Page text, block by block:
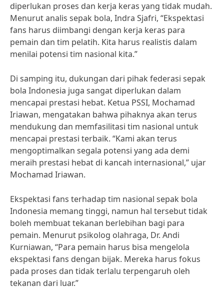
diperlukan proses dan kerja keras yang tidak mudah.
Menurut analis sepak bola, Indra Sjafri, “Ekspektasi
fans harus diimbangi dengan kerja keras para
pemain dan tim pelatih. Kita harus realistis dalam
menilai potensi tim nasional kita.”
Di samping itu, dukungan dari pihak federasi sepak
bola Indonesia juga sangat diperlukan dalam
mencapai prestasi hebat. Ketua PSSI, Mochamad
Iriawan, mengatakan bahwa pihaknya akan terus
mendukung dan memfasilitasi tim nasional untuk
mencapai prestasi terbaik. “Kami akan terus
mengoptimalkan segala potensi yang ada demi
meraih prestasi hebat di kancah internasional,” ujar
Mochamad Iriawan.
Ekspektasi fans terhadap tim nasional sepak bola
Indonesia memang tinggi, namun hal tersebut tidak
boleh membuat tekanan berlebihan bagi para
pemain. Menurut psikolog olahraga, Dr. Andi
Kurniawan, “Para pemain harus bisa mengelola
ekspektasi fans dengan bijak. Mereka harus fokus
pada proses dan tidak terlalu terpengaruh oleh
tekanan dari luar.”